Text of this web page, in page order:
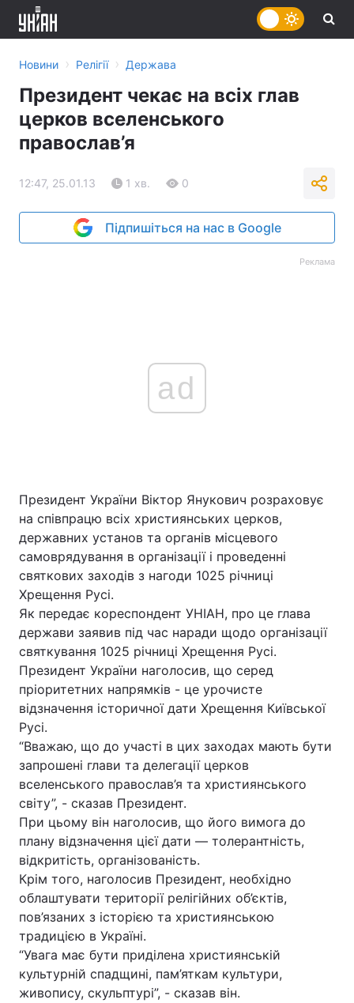
Головна Війна
Україна
Економіка Світ
Спорт Наука
Техно і зв'язок Лайт
Зброя Інциденти
Здоров'я
Новини › Релігії › Держава
Президент чекає на всіх глав
церков вселенського
православ’я
12:47, 25.01.13 1 хв. 0
Підпишіться на нас в Google
Реклама
ad
Президент України Віктор Янукович розраховує
на співпрацю всіх християнських церков,
державних установ та органів місцевого
самоврядування в організації і проведенні
святкових заходів з нагоди 1025 річниці
Хрещення Русі.
Як передає кореспондент УНІАН, про це глава
держави заявив під час наради щодо організації
святкування 1025 річниці Хрещення Русі.
Президент України наголосив, що серед
пріоритетних напрямків - це урочисте
відзначення історичної дати Хрещення Київської
Русі.
“Вважаю, що до участі в цих заходах мають бути
запрошені глави та делегації церков
вселенського православ’я та християнського
світу”, - сказав Президент.
При цьому він наголосив, що його вимога до
плану відзначення цієї дати — толерантність,
відкритість, організованість.
Крім того, наголосив Президент, необхідно
облаштувати території релігійних об’єктів,
пов’язаних з історією та християнською
традицією в Україні.
“Увага має бути приділена християнській
культурній спадщині, пам’яткам культури,
живопису, скульптурі”, - сказав він.